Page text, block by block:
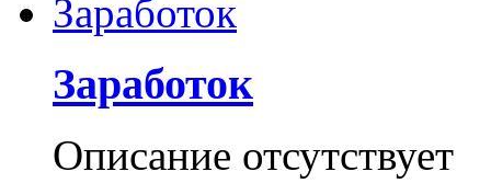
Заработок
Описание отсутствует